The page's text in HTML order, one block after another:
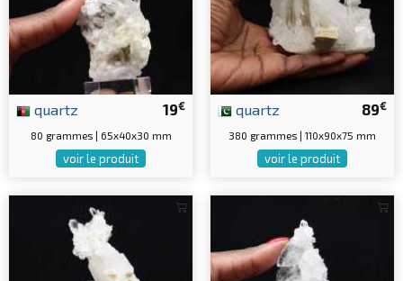
19€
quartz
80 grammes | 65x40x30 mm
voir le produit
89€
quartz
380 grammes | 110x90x75 mm
voir le produit